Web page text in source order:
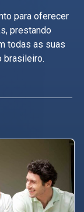
para oferecer
prestando
todas as suas
brasileiro.